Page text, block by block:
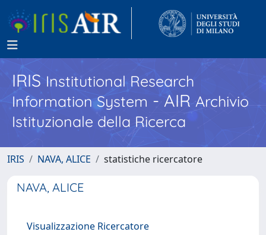
IRISInstitutional Research
Information System - AIR Archivio
Istituzionale della Ricerca
IRIS NAVA, ALICE statistiche ricercatore
NAVA, ALICE
Visualizzazione Ricercatore